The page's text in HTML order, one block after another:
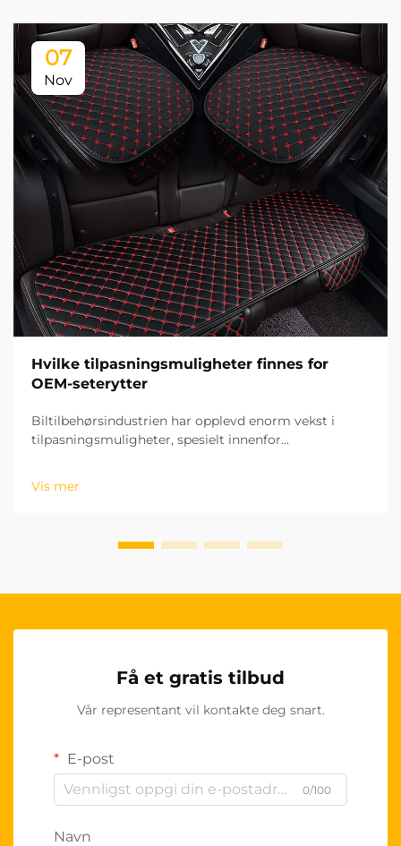
07
Nov
Hvilke tilpasningsmuligheter finnes for
OEM-seterytter
Biltilbehørsindustrien har opplevd enorm vekst i
tilpasningsmuligheter, spesielt innenfor
en av de mest etterspurte oppgraderingene for
bilbesittere som ønsker å forbedre...
Vis mer
Få et gratis tilbud
Vår representant vil kontakte deg snart.
E-post
0/100
Navn